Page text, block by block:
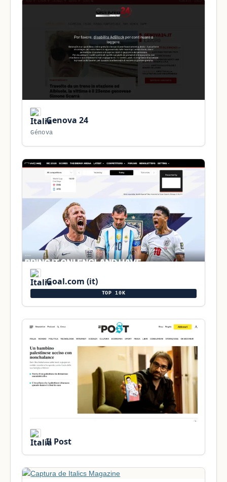
Genova 24
Génova
Goal.com (it)
TOP 10K
Il Post